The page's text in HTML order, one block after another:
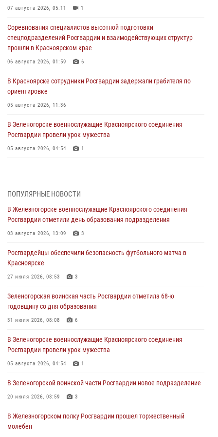
07 августа 2026, 05:11 1
Соревнования специалистов высотной подготовки
спецподразделений Росгвардии и взаимодействующих структур
прошли в Красноярском крае
06 августа 2026, 01:59 6
В Красноярске сотрудники Росгвардии задержали грабителя по
ориентировке
05 августа 2026, 11:36
В Зеленогорске военнослужащие Красноярского соединения
Росгвардии провели урок мужества
05 августа 2026, 04:54 1
05 августа 2026, 04:52 1
В Красноярске сотрудники вневедомственной охраны Росгвардии
задержали подозреваемого в серии краж из гипермаркета
04 августа 2026, 09:57
Сотрудники Росгвардии обеспечили общественный порядок во
время проведения экстремального заплыва в Дудинке
04 августа 2026, 08:36
В Красноярске сотрудники Росгвардии задержали подозреваемого
в серии краж из супермаркета
04 августа 2026, 06:50
Военнослужащие Красноярского соединения Росгвардии
познакомили отдыхающих детей с тонкостями РХБ защиты
03 августа 2026, 13:12 2
ПОПУЛЯРНЫЕ НОВОСТИ
В Железногорске военнослужащие Красноярского соединения
Росгвардии отметили день образования подразделения
03 августа 2026, 13:09 3
Росгвардейцы обеспечили безопасность футбольного матча в
Красноярске
27 июля 2026, 08:53 3
Зеленогорская воинская часть Росгвардии отметила 68-ю
годовщину со дня образования
31 июля 2026, 08:08 6
В Зеленогорске военнослужащие Красноярского соединения
Росгвардии провели урок мужества
05 августа 2026, 04:54 1
В Зеленогорской воинской части Росгвардии новое подразделение
20 июля 2026, 03:59 3
В Железногорском полку Росгвардии прошел торжественный
молебен